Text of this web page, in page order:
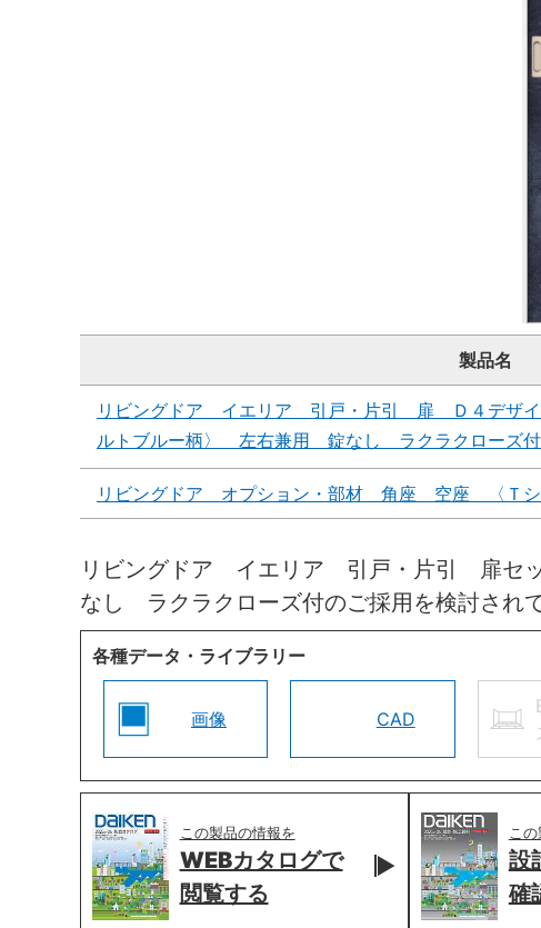
製品名
リビングドア イエリア 引戸・片引 扉 Ｄ４デザ
ルトブルー柄〉 左右兼用 錠なし ラクラクローズ付
リビングドア オプション・部材 角座 空座 〈Ｔシ
リビングドア イエリア 引戸・片引 扉
なし ラクラクローズ付のご採用を検討され
各種データ・ライブラリー
画像 CAD
この製品の情報を
WEBカタログで
閲覧する
こ
設
確